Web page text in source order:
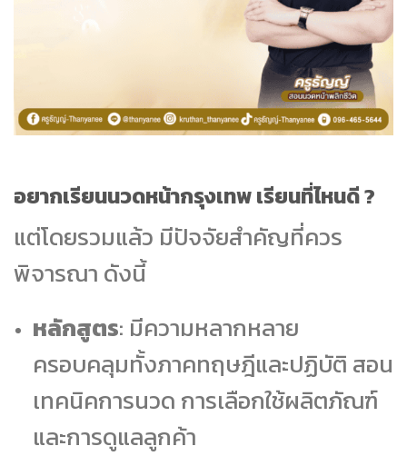
อยากเรียนนวดหน้ากรุงเทพ เรียนที่ไหนดี ?
แต่โดยรวมแล้ว มีปัจจัยสำคัญที่ควร
พิจารณา ดังนี้
หลักสูตร: มีความหลากหลาย
ครอบคลุมทั้งภาคทฤษฎีและปฏิบัติ สอน
เทคนิคการนวด การเลือกใช้ผลิตภัณฑ์
และการดูแลลูกค้า